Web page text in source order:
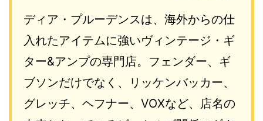
ディア・プルーデンスは、海外からの仕
入れたアイテムに強いヴィンテージ・ギ
ター&アンプの専門店。フェンダー、ギ
ブソンだけでなく、リッケンバッカー、
グレッチ、ヘフナー、VOXなど、店名の